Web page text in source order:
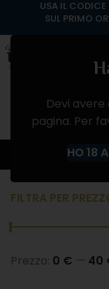
Devi avere
pagina. Per
HO 18
FILTRA PER
Prezzo: 0 € — 40
USA IL
SUL PRIMO